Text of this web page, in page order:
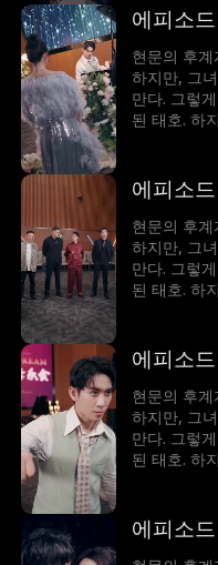
끝까지 지켜
기하며, 그
작한다.
에피소
현문의 후
하지만, 그
만다. 그렇
된 태호. 하
끝까지 지켜
기하며, 그
작한다.
에피소
현문의 후
하지만, 그
만다. 그렇
된 태호. 하
끝까지 지켜
기하며, 그
작한다.
에피소
현문의 후
하지만, 그
만다. 그렇
된 태호. 하
끝까지 지켜
기하며, 그
에피소